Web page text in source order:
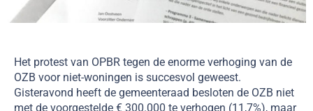
Het protest van OPBR tegen de enorme verhoging van de
OZB voor niet-woningen is succesvol geweest.
Gisteravond heeft de gemeenteraad besloten de OZB niet
met de voorgestelde € 300.000 te verhogen (11,7%), maar